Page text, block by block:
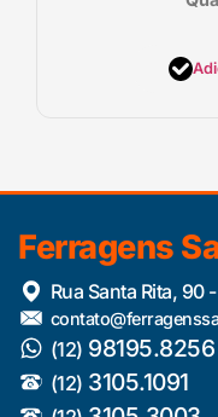
Ferragens
Rua Santa Rita, 90
(12) 98195.8256
(12) 3105.1091